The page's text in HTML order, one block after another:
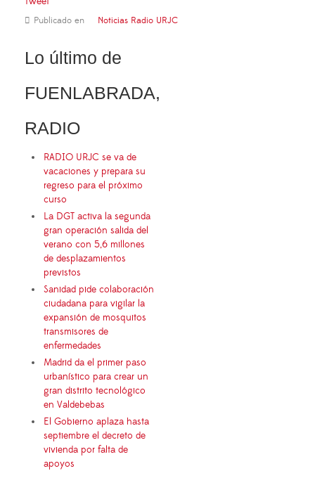
Publicado en Noticias Radio URJC
Lo último de
FUENLABRADA,
RADIO
RADIO URJC se va de
vacaciones y prepara su
regreso para el próximo
curso
La DGT activa la segunda
gran operación salida del
verano con 5,6 millones
de desplazamientos
previstos
Sanidad pide colaboración
ciudadana para vigilar la
expansión de mosquitos
transmisores de
enfermedades
Madrid da el primer paso
urbanístico para crear un
gran distrito tecnológico
en Valdebebas
El Gobierno aplaza hasta
septiembre el decreto de
vivienda por falta de
apoyos